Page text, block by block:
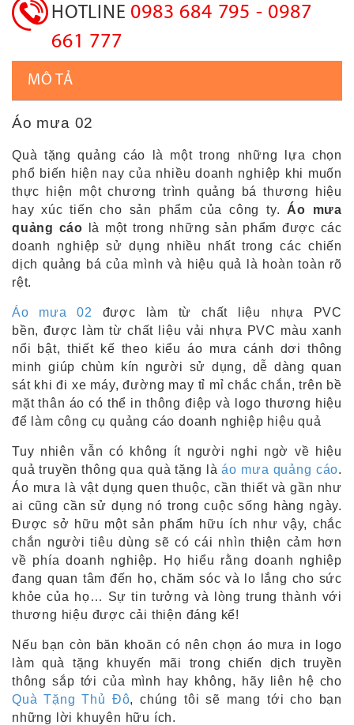
HOTLINE 0983 684 795 - 0987
661 777
MÔ TẢ
Áo mưa 02
Quà tặng quảng cáo là một trong những lựa chọn
phổ biến hiện nay của nhiều doanh nghiệp khi muốn
thực hiện một chương trình quảng bá thương hiệu
hay xúc tiến cho sản phẩm của công ty. Áo mưa
quảng cáo là một trong những sản phẩm được các
doanh nghiệp sử dụng nhiều nhất trong các chiến
dịch quảng bá của mình và hiệu quả là hoàn toàn rõ
rệt.
Áo mưa 02
được làm từ chất liệu nhựa PVC
bền, được làm từ chất liệu vải nhựa PVC màu xanh
nổi bật, thiết kế theo kiểu áo mưa cánh dơi thông
minh giúp chùm kín người sử dụng, dễ dàng quan
sát khi đi xe máy, đường may tỉ mỉ chắc chắn, trên bề
mặt thân áo có thể in thông điệp và logo thương hiệu
để làm công cụ quảng cáo doanh nghiệp hiệu quả
Tuy nhiên vẫn có không ít người nghi ngờ về hiệu
quả truyền thông qua quà tặng làáo mưa quảng cáo.
Áo mưa là vật dụng quen thuộc, cần thiết và gần như
ai cũng cần sử dụng nó trong cuộc sống hàng ngày.
Được sở hữu một sản phẩm hữu ích như vậy, chắc
chắn người tiêu dùng sẽ có cái nhìn thiện cảm hơn
về phía doanh nghiệp. Họ hiểu rằng doanh nghiệp
đang quan tâm đến họ, chăm sóc và lo lắng cho sức
khỏe của họ… Sự tin tưởng và lòng trung thành với
thương hiệu được cải thiện đáng kể!
Nếu bạn còn băn khoăn có nên chọn áo mưa in logo
làm quà tặng khuyến mãi trong chiến dịch truyền
thông sắp tới của mình hay không, hãy liên hệ cho
Quà Tặng Thủ Đô, chúng tôi sẽ mang tới cho bạn
những lời khuyên hữu ích.